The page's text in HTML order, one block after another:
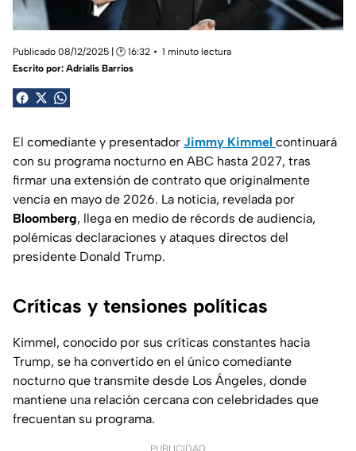
Publicado 08/12/2025 | 🕑 16:32
1 minuto lectura
Escrito por: Adrialis Barrios
El comediante y presentador Jimmy Kimmel continuará
con su programa nocturno en ABC hasta 2027, tras
firmar una extensión de contrato que originalmente
vencía en mayo de 2026. La noticia, revelada por
Bloomberg, llega en medio de récords de audiencia,
polémicas declaraciones y ataques directos del
presidente Donald Trump.
Críticas y tensiones políticas
Kimmel, conocido por sus críticas constantes hacia
Trump, se ha convertido en el único comediante
nocturno que transmite desde Los Ángeles, donde
mantiene una relación cercana con celebridades que
frecuentan su programa.
PUBLICIDAD